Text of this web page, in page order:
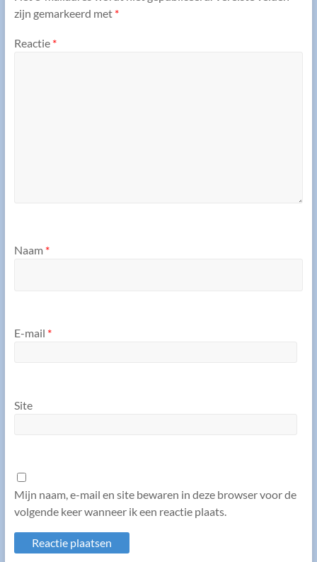
zijn gemarkeerd met *
Reactie *
Naam *
E-mail *
Site
Mijn naam, e-mail en site bewaren in deze browser voor de
volgende keer wanneer ik een reactie plaats.